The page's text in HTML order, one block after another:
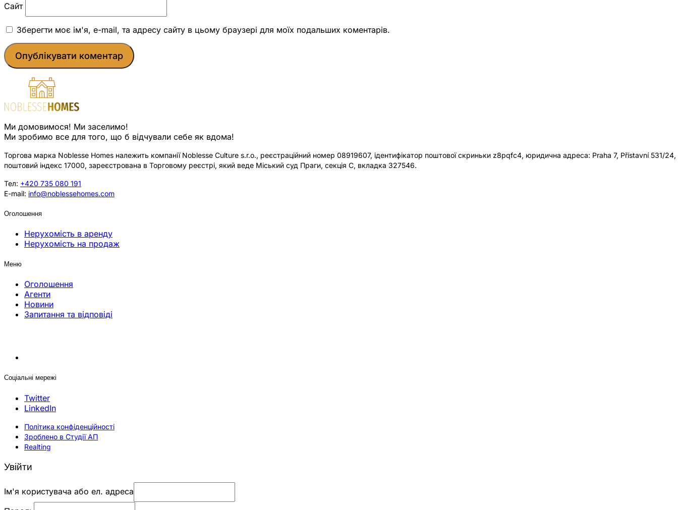
Сайт
Зберегти моє ім'я, e-mail, та адресу сайту в цьому браузері для моїх подальших коментарів.
Ми домовимося! Ми заселимо!
Ми зробимо все для того, що б відчували себе як вдома!
Торгова марка Noblesse Homes належить компанії Noblesse Culture s.r.o., реєстраційний номер 08919607, ідентифікатор поштової скриньки z8pqfc4, юридична адреса: Praha 7, Přístavní 531/24,
поштовий індекс 17000, зареєстрована в Торговому реєстрі, який веде Міський суд Праги, секція C, вкладка 327546.
Тел: +420 735 080 191
E-mail: info@noblessehomes.com
Оголошення
Нерухомість в аренду
Нерухомість на продаж
Меню
Оголошення
Агенти
Новини
Запитання та відповіді
Соціальні мережі
Twitter
LinkedIn
Політика конфіденційності
Зроблено в Студії АП
Realting
Увійти
Ім'я користувача або ел. адреса